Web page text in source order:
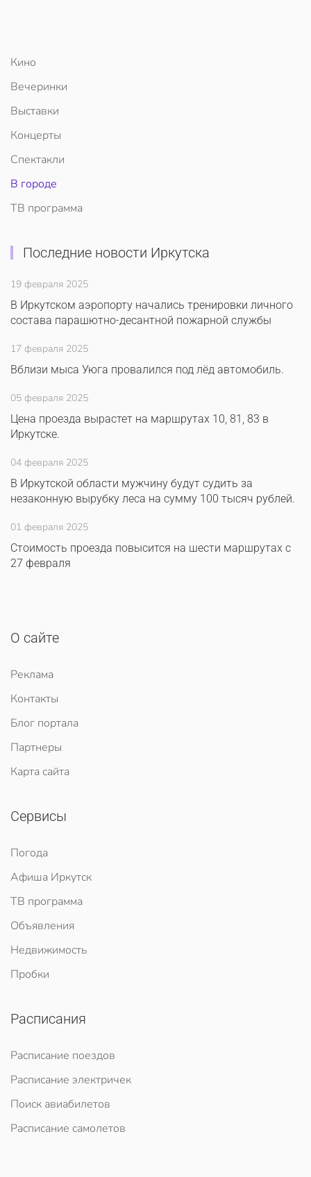
Кино
Вечеринки
Выставки
Концерты
Спектакли
В городе
ТВ программа
Последние новости Иркутска
19 февраля 2025
В Иркутском аэропорту начались тренировки личного
состава парашютно-десантной пожарной службы
17 февраля 2025
Вблизи мыса Уюга провалился под лёд автомобиль.
05 февраля 2025
Цена проезда вырастет на маршрутах 10, 81, 83 в
Иркутске.
04 февраля 2025
В Иркутской области мужчину будут судить за
незаконную вырубку леса на сумму 100 тысяч рублей.
01 февраля 2025
Стоимость проезда повысится на шести маршрутах с
27 февраля
О сайте
Реклама
Контакты
Блог портала
Партнеры
Карта сайта
Сервисы
Погода
Афиша Иркутск
ТВ программа
Объявления
Недвижимость
Пробки
Расписания
Расписание поездов
Расписание электричек
Поиск авиабилетов
Расписание самолетов